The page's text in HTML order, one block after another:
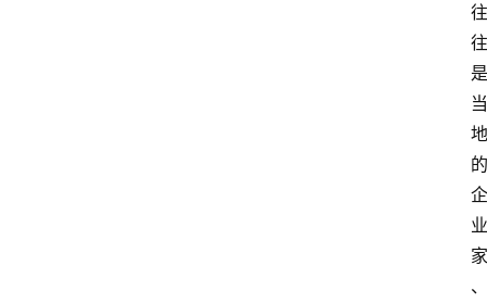
往
往
是
当
地
的
企
业
家
、